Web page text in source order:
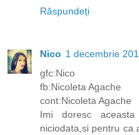
Răspundeți
Nico 1 decembrie
gfc:Nico
fb:Nicoleta Agache
cont:Nicoleta Agache
Imi doresc
niciodata,si pentru ca